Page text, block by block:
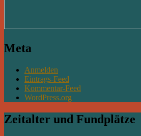
Meta
Anmelden
Eintrags-Feed
Kommentar-Feed
WordPress.org
Zeitalter und Fundplätze